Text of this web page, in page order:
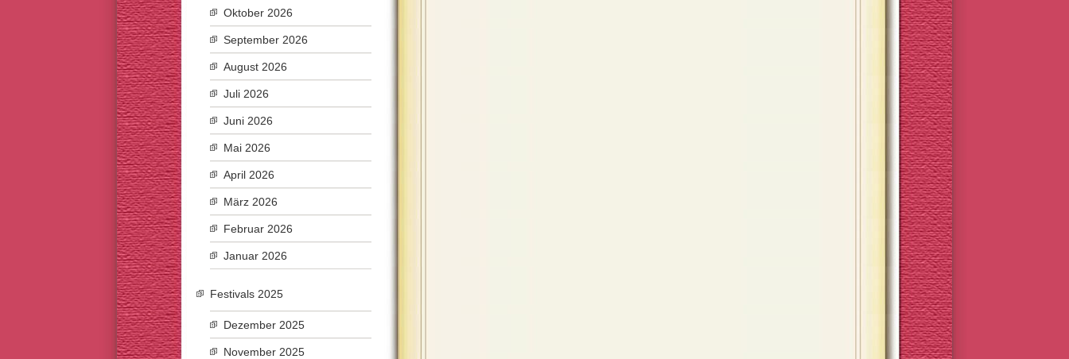
Oktober 2026
September 2026
August 2026
Juli 2026
Juni 2026
Mai 2026
April 2026
März 2026
Februar 2026
Januar 2026
Festivals 2025
Dezember 2025
November 2025